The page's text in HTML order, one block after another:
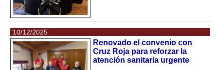
10/12/2025
Renovado el convenio con
Cruz Roja para reforzar la
atención sanitaria urgente